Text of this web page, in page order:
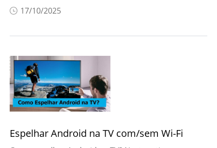
17/10/2025
Espelhar Android na TV com/sem Wi-Fi